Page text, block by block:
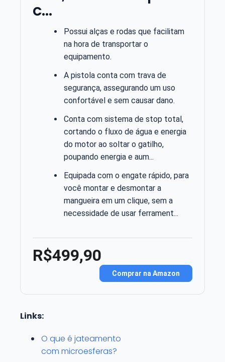
C...
Possui alças e rodas que facilitam
na hora de transportar o
equipamento.
A pistola conta com trava de
segurança, assegurando um uso
confortável e sem causar dano.
Conta com sistema de stop total,
cortando o fluxo de água e energia
do motor ao soltar o gatilho,
poupando energia e aum...
Equipada com o engate rápido, para
você montar e desmontar a
mangueira em um clique, sem a
necessidade de usar ferrament...
R$499,90
Comprar na Amazon
Links:
O que é jateamento
com microesferas?